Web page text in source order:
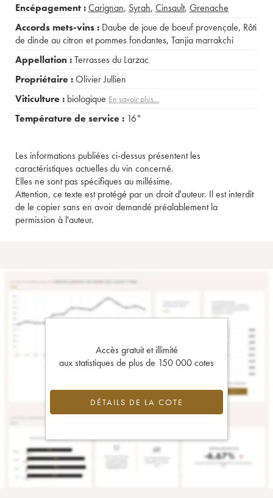
Encépagement :Carignan, Syrah, Cinsault, Grenache
Accords mets-vins : Daube de joue de boeuf provençale, Rôti
de dinde au citron et pommes fondantes, Tanjia marrakchi
Appellation :Terrasses du Larzac
Propriétaire :Olivier Jullien
Viticulture : biologique En savoir plus...
Température de service : 16°
Les informations publiées ci-dessus présentent les
caractéristiques actuelles du vin concerné.
Elles ne sont pas spécifiques au millésime.
Attention, ce texte est protégé par un droit d'auteur. Il est interdit
de le copier sans en avoir demandé préalablement la
permission à l'auteur.
Accès gratuit et illimité
aux statistiques de plus de 150 000 cotes
DÉTAILS DE LA COTE